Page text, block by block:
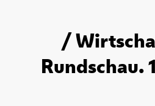
/
Rundschau.